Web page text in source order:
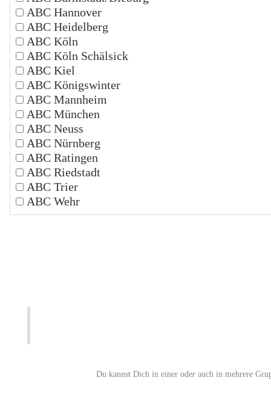
ABC Hannover
ABC Heidelberg
ABC Köln
ABC Köln Schälsick
ABC Kiel
ABC Königswinter
ABC Mannheim
ABC München
ABC Neuss
ABC Nürnberg
ABC Ratingen
ABC Riedstadt
ABC Trier
ABC Wehr
Du kannst Dich in einer oder auch in mehrere